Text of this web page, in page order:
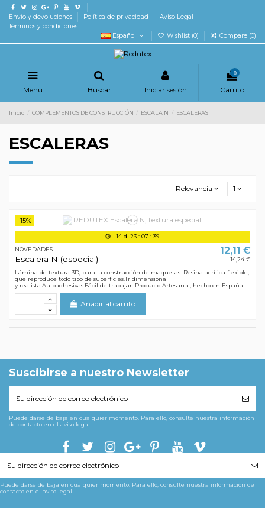
Envío y devoluciones Política de privacidad
Aviso Legal
Términos y condiciones
Español
Wishlist (0) Compare (0)
Menu Buscar Iniciar sesión
0
Carrito
Inicio COMPLEMENTOS DE CONSTRUCCIÓN ESCALA N ESCALERAS
ESCALERAS
Relevancia 1
-15%
14d. 23 :07 :39
NOVEDADES
Escalera N (especial)
12,11 €
14,24 €
Lámina de textura 3D, para la construcción de maquetas. Resina acrílica flexible,
que reproduce todo tipo de superficies.Tridimensional
y realista.Autoadhesivas.Fácil de trabajar. Producto Artesanal, hecho en España.
Añadir al carrito
Suscibirse a nuestro Newsletter
Puede darse de baja en cualquier momento. Para ello, consulte nuestra información
de contacto en el aviso legal.
Puede darse de baja en cualquier momento. Para ello, consulte nuestra información de
contacto en el aviso legal.